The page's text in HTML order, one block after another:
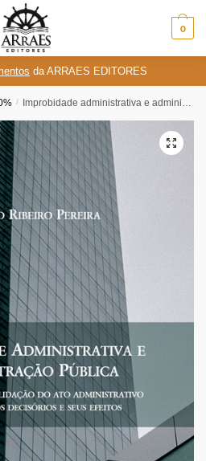
0
da ARRAES EDITORES
/ Improbidade administrativa e administração pública: anulação e convalidação do ato administrativo e dos processos decisórios e seus efeitos